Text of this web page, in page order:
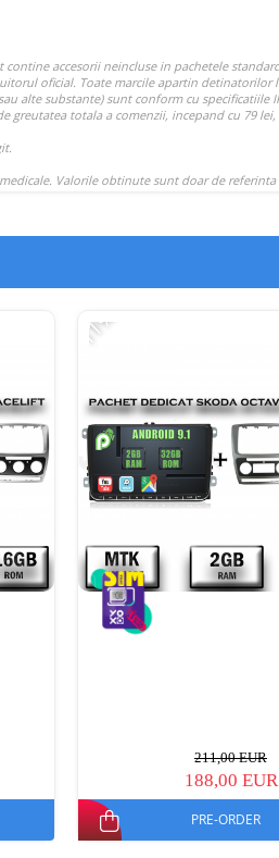
-11%
211,00 EUR
188,00 EUR
PRE-ORDER